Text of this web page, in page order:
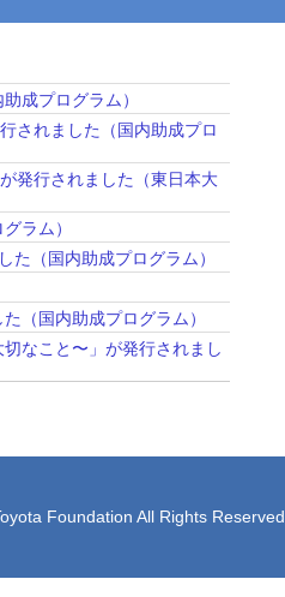
成プログラム）
されました（国内助成プロ
発行されました（東日本大
ラム）
た（国内助成プログラム）
（国内助成プログラム）
なこと〜」が発行されまし
Foundation All Rights Reserved.